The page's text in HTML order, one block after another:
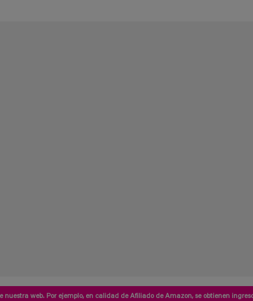
web. Por ejemplo, en calidad de Afiliado de Amazon, se obtienen